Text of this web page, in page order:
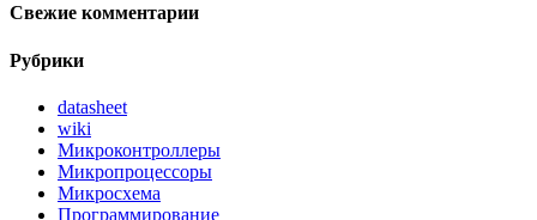
Свежие комментарии
Рубрики
datasheet
wiki
Микроконтроллеры
Микропроцессоры
Микросхема
Программирование